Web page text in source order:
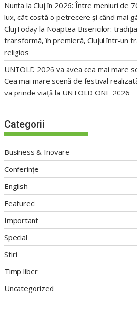
Nunta la Cluj în 2026: Între meniuri de
lux, cât costă o petrecere și când mai
ClujToday la Noaptea Bisericilor:
transformă, în premieră, Clujul într-un
religios
UNTOLD 2026 va avea cea mai mare
Cea mai mare scenă de festival
va prinde viață la UNTOLD ONE 2026
Categorii
Business & Inovare
Conferințe
English
Featured
Important
Special
Stiri
Timp liber
Uncategorized